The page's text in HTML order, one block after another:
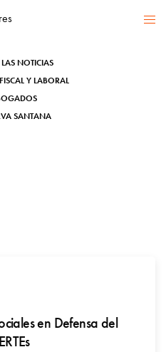
NOTICIAS
Y LABORAL
SANTANA
en Defensa del